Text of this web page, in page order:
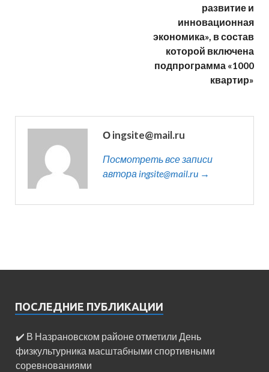
развитие и
инновационная
экономика», в состав
которой включена
подпрограмма «1000
квартир»
О ingsite@mail.ru
Посмотреть все записи
автора ingsite@mail.ru →
ПОСЛЕДНИЕ ПУБЛИКАЦИИ
✔️ В Назрановском районе отметили День
физкультурника масштабными спортивными
соревнованиями